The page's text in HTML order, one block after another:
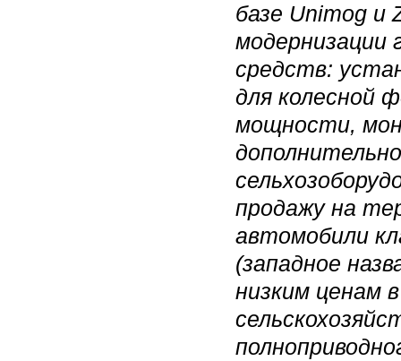
базе Unimog и
модернизации
средств:
для колесной
мощности,
продажу на
автомобили
(западное
низким ценам